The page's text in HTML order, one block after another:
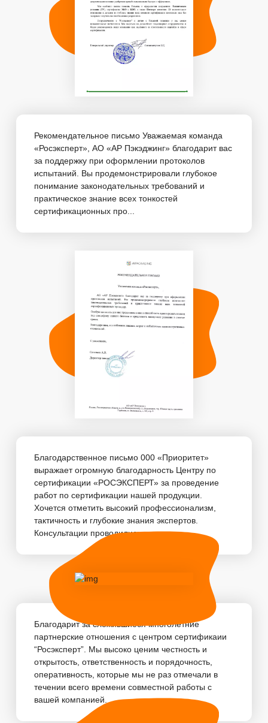
Рекомендательное письмо Уважаемая команда
«Росэксперт», АО «АР Пэкэджинг» благодарит вас
за поддержку при оформлении протоколов
испытаний. Вы продемонстрировали глубокое
понимание законодательных требований и
практическое знание всех тонкостей
сертификационных про...
Благодарственное письмо 000 «Приоритет»
выражает огромную благодарность Центру по
сертификации «РОСЭКСПЕРТ» за проведение
работ по сертификации нашей продукции.
Хочется отметить высокий профессионализм,
тактичность и глубокие знания экспертов.
Консультации проводились...
Благодарит за сложившиеся многолетние
партнерские отношения с центром сертификаии
“Росэксперт”. Мы высоко ценим честность и
открытость, ответственность и порядочность,
оперативность, которые мы не раз отмечали в
течении всего времени совместной работы с
вашей компанией. ...